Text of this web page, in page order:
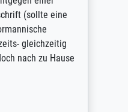
(sollte eine
gleichzeitig
nach zu Hause